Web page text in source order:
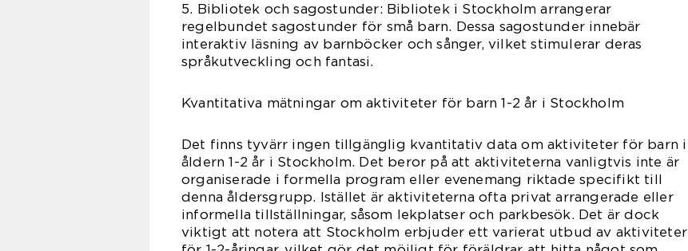
5. Bibliotek och sagostunder: Bibliotek i Stockholm arrangerar
regelbundet sagostunder för små barn. Dessa sagostunder innebär
interaktiv läsning av barnböcker och sånger, vilket stimulerar deras
språkutveckling och fantasi.
Kvantitativa mätningar om aktiviteter för barn 1-2 år i Stockholm
Det finns tyvärr ingen tillgänglig kvantitativ data om aktiviteter för barn i
åldern 1-2 år i Stockholm. Det beror på att aktiviteterna vanligtvis inte är
organiserade i formella program eller evenemang riktade specifikt till
denna åldersgrupp. Istället är aktiviteterna ofta privat arrangerade eller
informella tillställningar, såsom lekplatser och parkbesök. Det är dock
viktigt att notera att Stockholm erbjuder ett varierat utbud av aktiviteter